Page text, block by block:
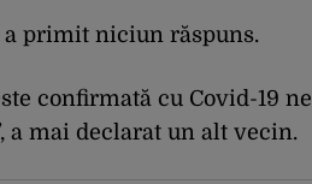
a primit niciun răspuns.
confirmată cu Covid-19 ne
a mai declarat un alt vecin.